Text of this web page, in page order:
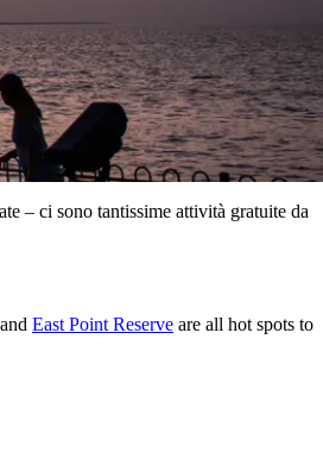
– ci sono tantissime attività gratuite da
East Point Reserve are all hot spots to